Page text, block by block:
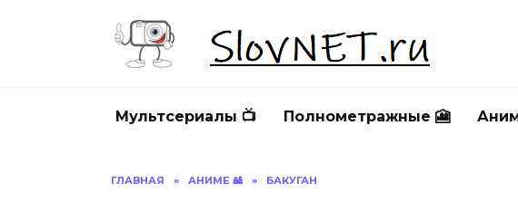
Мультсериалы 📺 Полнометражные 🎦
ГЛАВНАЯ » АНИМЕ 🎎 » БАКУГАН